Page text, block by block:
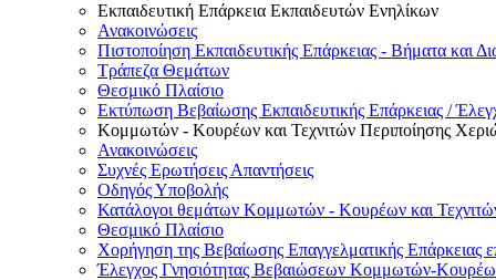
Εκπαιδευτική Επάρκεια Εκπαιδευτών Ενηλίκων
Ανακοινώσεις
Πιστοποίηση Εκπαιδευτικής Επάρκειας - Βήματα και
Τράπεζα Θεμάτων
Θεσμικό Πλαίσιο
Εκτύπωση Βεβαίωσης Εκπαιδευτικής Επάρκειας /
Κομμωτών - Κουρέων και Τεχνιτών Περιποίησης
Ανακοινώσεις
Συχνές Ερωτήσεις Απαντήσεις
Οδηγός Υποβολής
Κατάλογοι θεμάτων Κομμωτών - Κουρέων και
Θεσμικό Πλαίσιο
Χορήγηση της Βεβαίωσης Επαγγελματικής
Έλεγχος Γνησιότητας Βεβαιώσεων Κομμωτών-